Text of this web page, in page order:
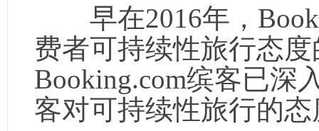
早在2016年，
费者可持续性旅行态
Booking.com缤客已深
客对可持续性旅行的态